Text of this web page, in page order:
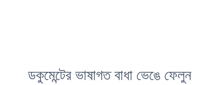
ডকুমেন্টের ভাষাগত বাধা ভেঙে ফেলুন